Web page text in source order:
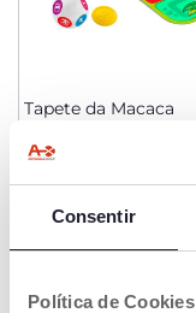
Consentir
Política de Cookies
Tapete da Macaca
€ 29,74
ADICIONAR